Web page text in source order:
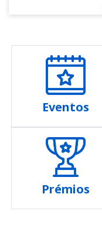
Eventos
Prémios